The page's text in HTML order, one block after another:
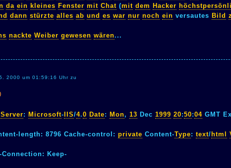
da ein kleines Fenster mit Chat (mit dem Hacker
dann stürzte alles ab und es war nur noch ein versautes Bild
nackte Weiber gewesen wären...
2000 um 01:59:16 Uhr zu
Server: Microsoft- IIS/4.0 Date: Mon, 13 Dec 1999 20:50:04 GMT
length: 8796 Cache-control: private Content-Type: text/ html
-Connection: Keep-